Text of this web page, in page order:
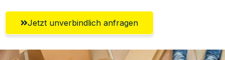
Jetzt unverbindlich anfragen